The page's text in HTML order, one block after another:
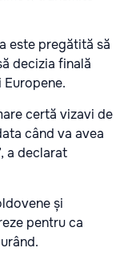
este pregătită să
decizia finală
certă vizavi de
când va avea
a declarat
și
pentru ca